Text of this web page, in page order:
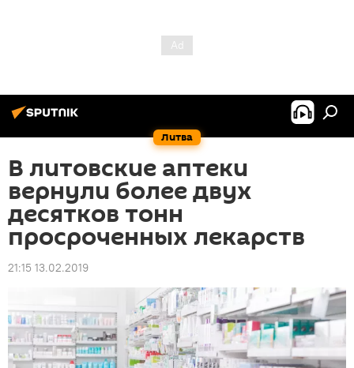
Литва
В литовские аптеки
вернули более двух
десятков тонн
просроченных лекарств
21:15 13.02.2019